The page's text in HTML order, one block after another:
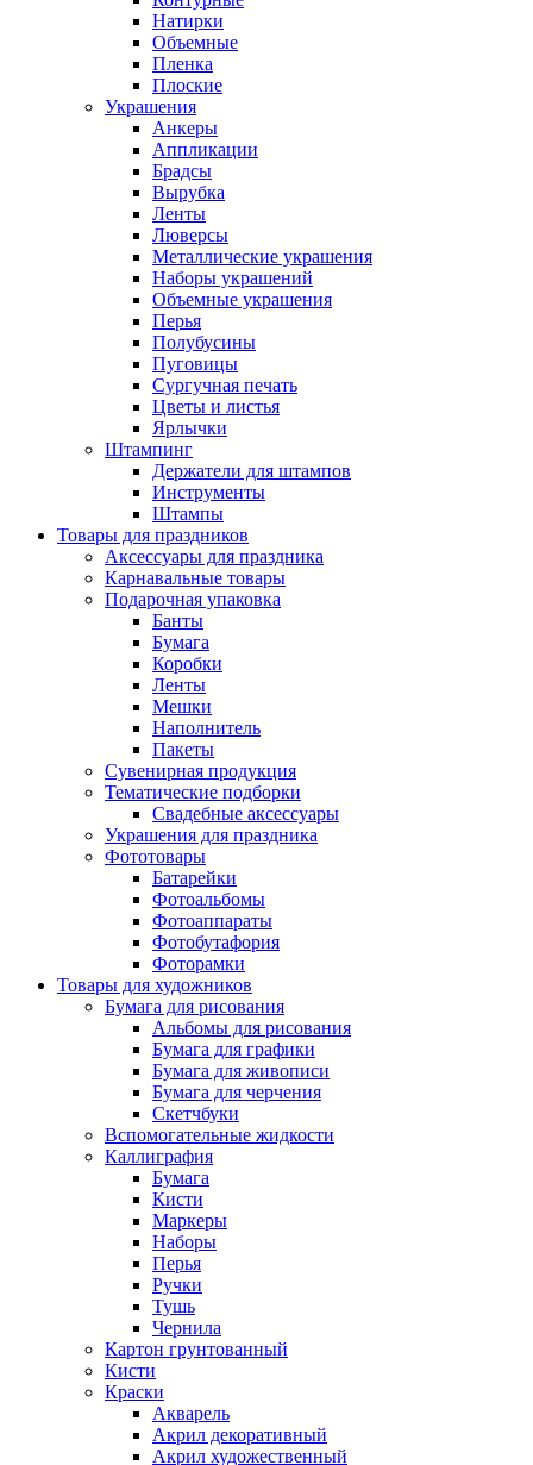
Натирки
Объемные
Пленка
Плоские
Украшения
Анкеры
Аппликации
Брадсы
Вырубка
Ленты
Люверсы
Металлические украшения
Наборы украшений
Объемные украшения
Перья
Полубусины
Пуговицы
Сургучная печать
Цветы и листья
Ярлычки
Штампинг
Держатели для штампов
Инструменты
Штампы
Товары для праздников
Аксессуары для праздника
Карнавальные товары
Подарочная упаковка
Банты
Бумага
Коробки
Ленты
Мешки
Наполнитель
Пакеты
Сувенирная продукция
Тематические подборки
Свадебные аксессуары
Украшения для праздника
Фототовары
Батарейки
Фотоальбомы
Фотоаппараты
Фотобутафория
Фоторамки
Товары для художников
Бумага для рисования
Альбомы для рисования
Бумага для графики
Бумага для живописи
Бумага для черчения
Скетчбуки
Вспомогательные жидкости
Каллиграфия
Бумага
Кисти
Маркеры
Наборы
Перья
Ручки
Тушь
Чернила
Картон грунтованный
Кисти
Краски
Акварель
Акрил декоративный
Акрил художественный